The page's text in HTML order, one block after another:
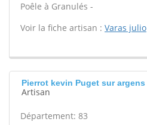
Poêle à Granulés -
Voir la fiche artisan : Varas julio
Pierrot kevin Puget sur argens
Artisan
Département: 83